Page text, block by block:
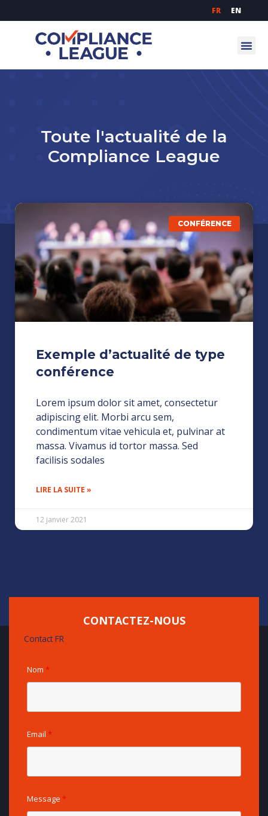
FR EN
Toute l'actualité de la
Compliance League
CONFÉRENCE
Exemple d’actualité de type
conférence
Lorem ipsum dolor sit amet, consectetur
adipiscing elit. Morbi arcu sem,
condimentum vitae vehicula et, pulvinar at
massa. Vivamus id tortor massa. Sed
facilisis sodales
LIRE LA SUITE »
12 janvier 2021
CONTACTEZ-NOUS
Contact FR
Nom *
Email *
Message *